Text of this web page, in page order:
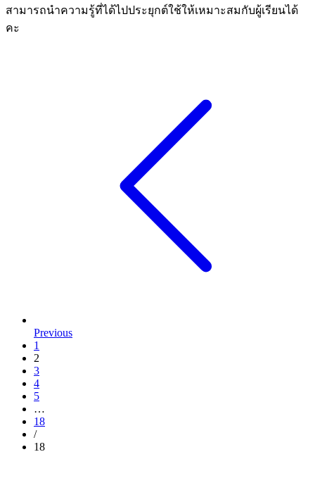
สามารถนำความรู้ที่ได้ไปประยุกต์ใช้ให้เหมาะสมกับผู้เรียนได้
คะ
Previous
1
2
3
4
5
…
18
/
18